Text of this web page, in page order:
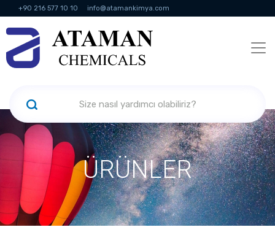
+90 216 577 10 10 info@atamankimya.com
KVKK Politikası Bilgi Toplumu Hizmetleri
ÜRÜNLER